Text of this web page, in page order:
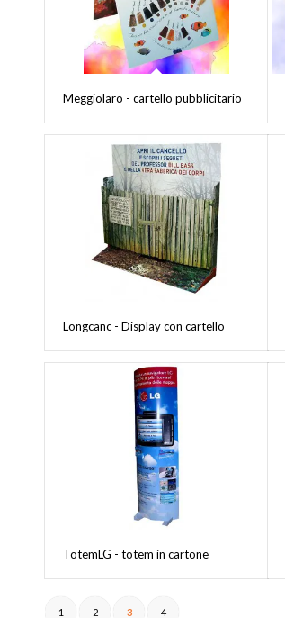
Meggiolaro - cartello pubblicitario
Longcanc - Display con cartello
TotemLG - totem in cartone
1 2 3 4